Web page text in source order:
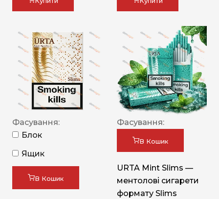
Фасування:
Блок
Ящик
В Кошик
Фасування:
В Кошик
URTA Mint Slims —
ментолові сигарети
формату Slims